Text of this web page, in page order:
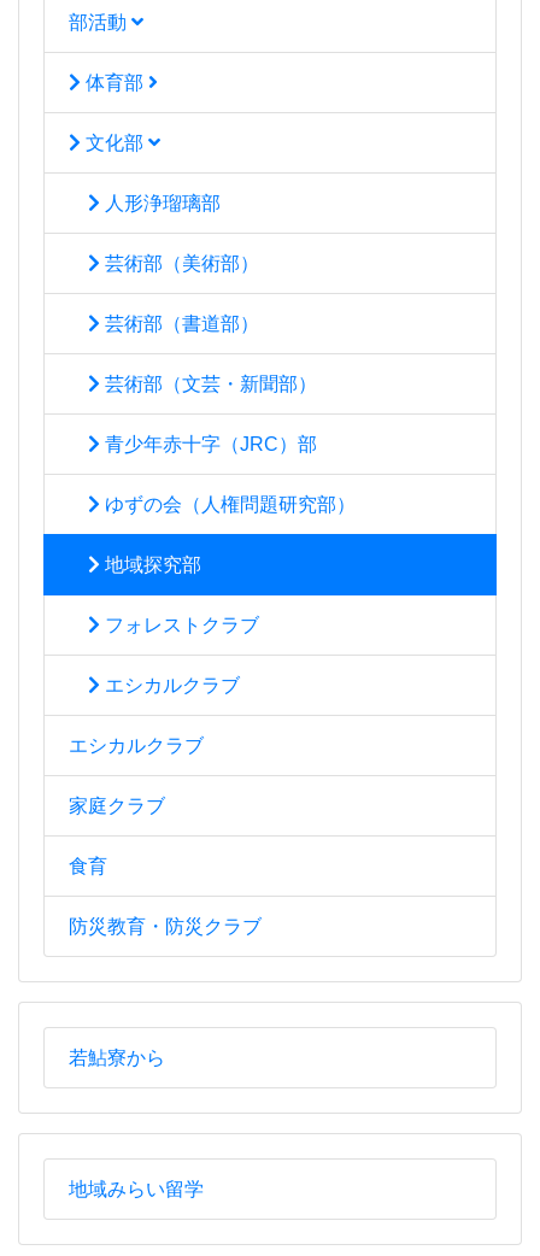
部活動
体育部
文化部
人形浄瑠璃部
芸術部（美術部）
芸術部（書道部）
芸術部（文芸・新聞部）
青少年赤十字（JRC）部
ゆずの会（人権問題研究部）
地域探究部
フォレストクラブ
エシカルクラブ
エシカルクラブ
家庭クラブ
食育
防災教育・防災クラブ
若鮎寮から
地域みらい留学